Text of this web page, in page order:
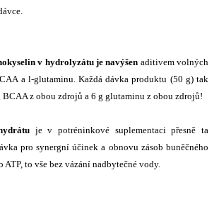
v hydrolyzátu je navýšen aditivem volných
a l-glutaminu. Každá dávka produktu (50 g) tak
BCAA z obou zdrojů a 6 g glutaminu z obou zdrojů!
je v potréninkové suplementaci přesně ta
pro synergní účinek a obnovu zásob buněčného
to vše bez vázání nadbytečné vody.